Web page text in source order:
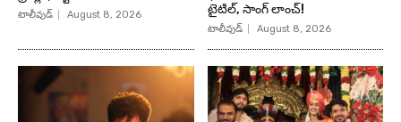
టాలీవుడ్ August 8, 2026
టైటిల్, సాంగ్ లాంచ్!
టాలీవుడ్ August 8, 2026